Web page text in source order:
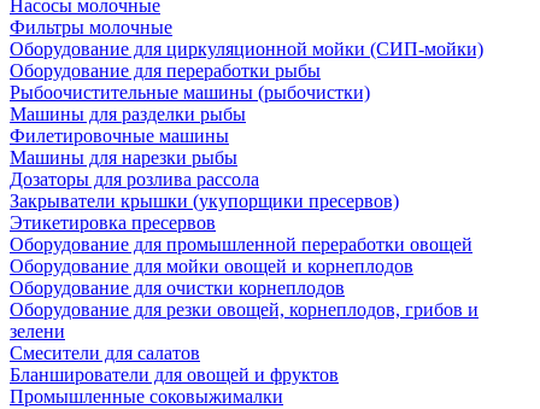
Насосы молочные
Фильтры молочные
Оборудование для циркуляционной мойки (СИП-мойки)
Оборудование для переработки рыбы
Рыбоочистительные машины (рыбочистки)
Машины для разделки рыбы
Филетировочные машины
Машины для нарезки рыбы
Дозаторы для розлива рассола
Закрыватели крышки (укупорщики пресервов)
Этикетировка пресервов
Оборудование для промышленной переработки овощей
Оборудование для мойки овощей и корнеплодов
Оборудование для очистки корнеплодов
Оборудование для резки овощей, корнеплодов, грибов и
зелени
Смесители для салатов
Бланширователи для овощей и фруктов
Промышленные соковыжималки